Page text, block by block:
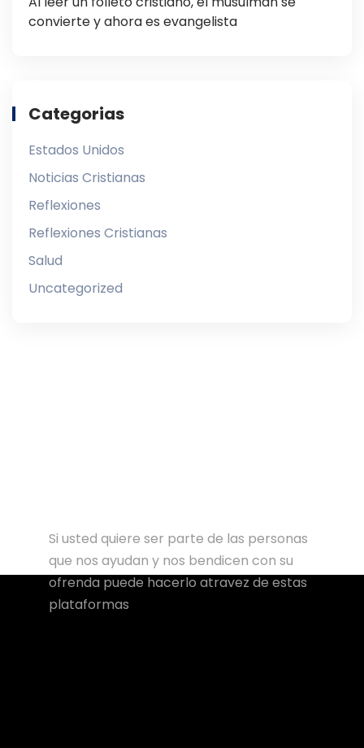
convierte y ahora es evangelista
Categorias
Estados Unidos
Noticias Cristianas
Reflexiones
Reflexiones Cristianas
Salud
Uncategorized
Si usted quiere ser parte de las personas
que nos ayudan y nos bendicen con su
ofrenda puede hacerlo atravez de estas
plataformas